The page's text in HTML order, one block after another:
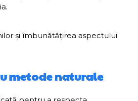
și îmbunătățirea aspectului
metode naturale